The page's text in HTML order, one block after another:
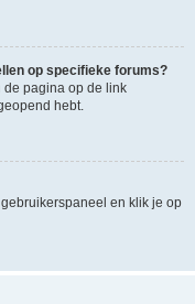
op specifieke forums?
de pagina op de link
hebt.
en klik je op